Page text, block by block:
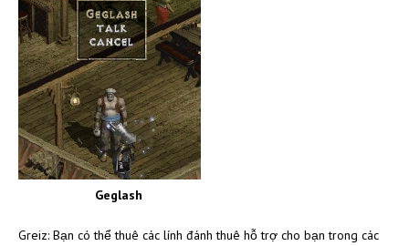
Geglash
Greiz: Bạn có thể thuê các lính đánh thuê hỗ trợ cho bạn trong các